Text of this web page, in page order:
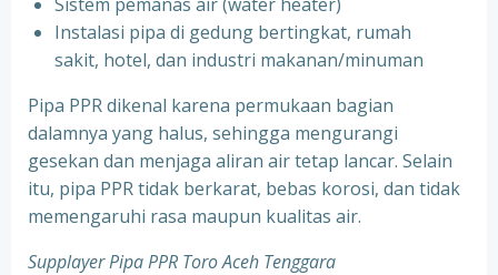
⁠Instalasi pipa di gedung bertingkat, rumah
sakit, hotel, dan industri makanan/minuman
Pipa PPR dikenal karena permukaan bagian
dalamnya yang halus, sehingga mengurangi
gesekan dan menjaga aliran air tetap lancar. Selain
itu, pipa PPR tidak berkarat, bebas korosi, dan tidak
memengaruhi rasa maupun kualitas air.
Supplayer Pipa PPR Toro Aceh Tenggara